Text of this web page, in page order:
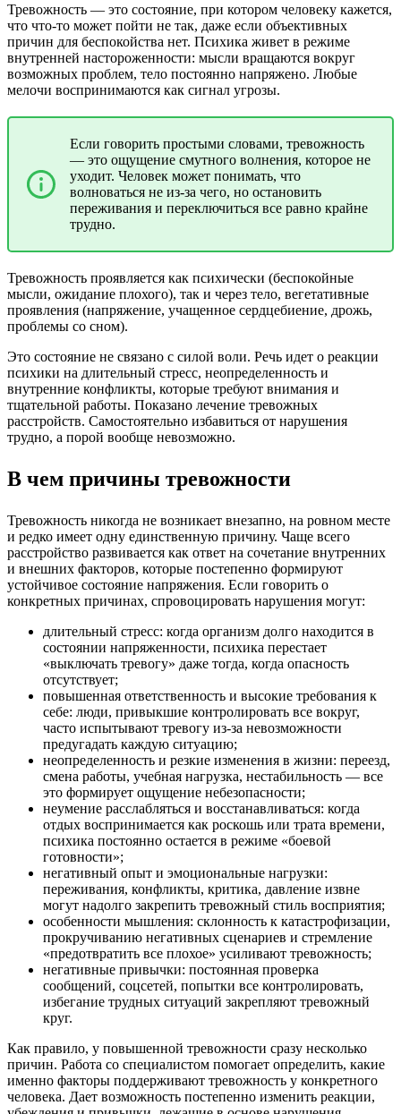
Тревожность — это состояние, при котором человеку кажется,
что что-то может пойти не так, даже если объективных
причин для беспокойства нет. Психика живет в режиме
внутренней настороженности: мысли вращаются вокруг
возможных проблем, тело постоянно напряжено. Любые
мелочи воспринимаются как сигнал угрозы.
Если говорить простыми словами, тревожность
— это ощущение смутного волнения, которое не
уходит. Человек может понимать, что
волноваться не из-за чего, но остановить
переживания и переключиться все равно крайне
трудно.
Тревожность проявляется как психически (беспокойные
мысли, ожидание плохого), так и через тело, вегетативные
проявления (напряжение, учащенное сердцебиение, дрожь,
проблемы со сном).
Это состояние не связано с силой воли. Речь идет о реакции
психики на длительный стресс, неопределенность и
внутренние конфликты, которые требуют внимания и
тщательной работы. Показано лечение тревожных
расстройств. Самостоятельно избавиться от нарушения
трудно, а порой вообще невозможно.
В чем причины тревожности
Тревожность никогда не возникает внезапно, на ровном месте
и редко имеет одну единственную причину. Чаще всего
расстройство развивается как ответ на сочетание внутренних
и внешних факторов, которые постепенно формируют
устойчивое состояние напряжения. Если говорить о
конкретных причинах, спровоцировать нарушения могут:
длительный стресс: когда организм долго находится в
состоянии напряженности, психика перестает
«выключать тревогу» даже тогда, когда опасность
отсутствует;
повышенная ответственность и высокие требования к
себе: люди, привыкшие контролировать все вокруг,
часто испытывают тревогу из-за невозможности
предугадать каждую ситуацию;
неопределенность и резкие изменения в жизни: переезд,
смена работы, учебная нагрузка, нестабильность — все
это формирует ощущение небезопасности;
неумение расслабляться и восстанавливаться: когда
отдых воспринимается как роскошь или трата времени,
психика постоянно остается в режиме «боевой
готовности»;
негативный опыт и эмоциональные нагрузки:
переживания, конфликты, критика, давление извне
могут надолго закрепить тревожный стиль восприятия;
особенности мышления: склонность к катастрофизации,
прокручиванию негативных сценариев и стремление
«предотвратить все плохое» усиливают тревожность;
негативные привычки: постоянная проверка
сообщений, соцсетей, попытки все контролировать,
избегание трудных ситуаций закрепляют тревожный
круг.
Как правило, у повышенной тревожности сразу несколько
причин. Работа со специалистом помогает определить, какие
именно факторы поддерживают тревожность у конкретного
человека. Дает возможность постепенно изменить реакции,